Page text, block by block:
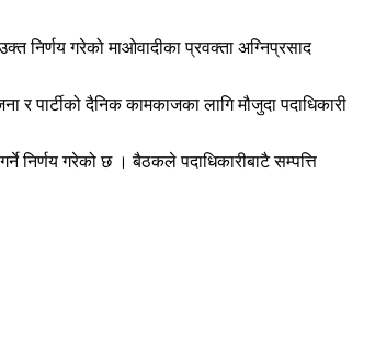
निर्णय गरेको माओवादीका प्रवक्ता अग्निप्रसाद
दैनिक कामकाजका लागि मौजुदा पदाधिकारी
निर्णय गरेको छ । बैठकले पदाधिकारीबाटै सम्पत्ति